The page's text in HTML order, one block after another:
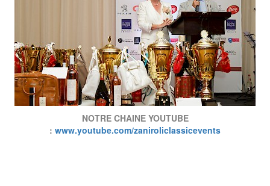
NOTRE CHAINE YOUTUBE
: www.youtube.com/zaniroliclassicevents